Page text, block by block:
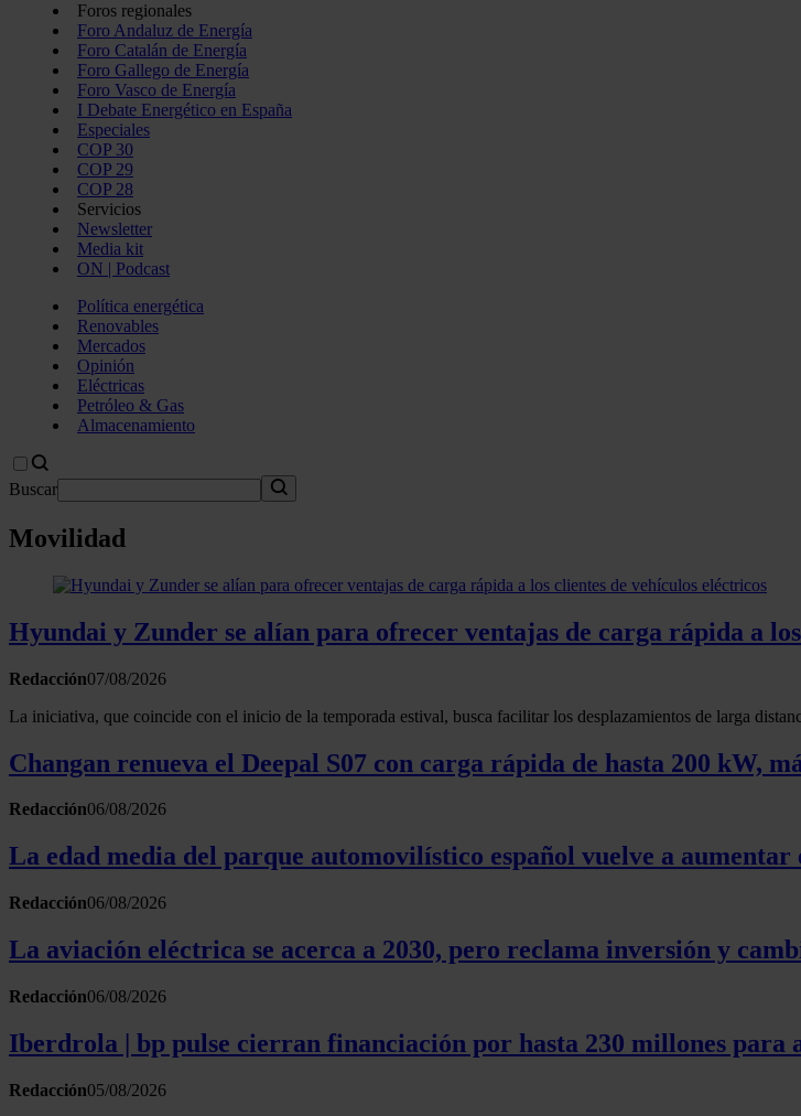
Foros regionales
Foro Andaluz de Energía
Foro Catalán de Energía
Foro Gallego de Energía
Foro Vasco de Energía
I Debate Energético en España
Especiales
COP 30
COP 29
COP 28
Servicios
Newsletter
Media kit
ON | Podcast
Política energética
Renovables
Mercados
Opinión
Eléctricas
Petróleo & Gas
Almacenamiento
Buscar
Movilidad
Hyundai y Zunder se alían para ofrecer ventajas de carga rápida a
Redacción07/08/2026
La iniciativa, que coincide con el inicio de la temporada estival, busca facilitar los desplazamientos de larga
Changan renueva el Deepal S07 con carga rápida de hasta 200 kW,
Redacción06/08/2026
La edad media del parque automovilístico español vuelve a aumentar
Redacción06/08/2026
La aviación eléctrica se acerca a 2030, pero reclama inversión y
Redacción06/08/2026
Iberdrola | bp pulse cierran financiación por hasta 230 millones para
Redacción05/08/2026